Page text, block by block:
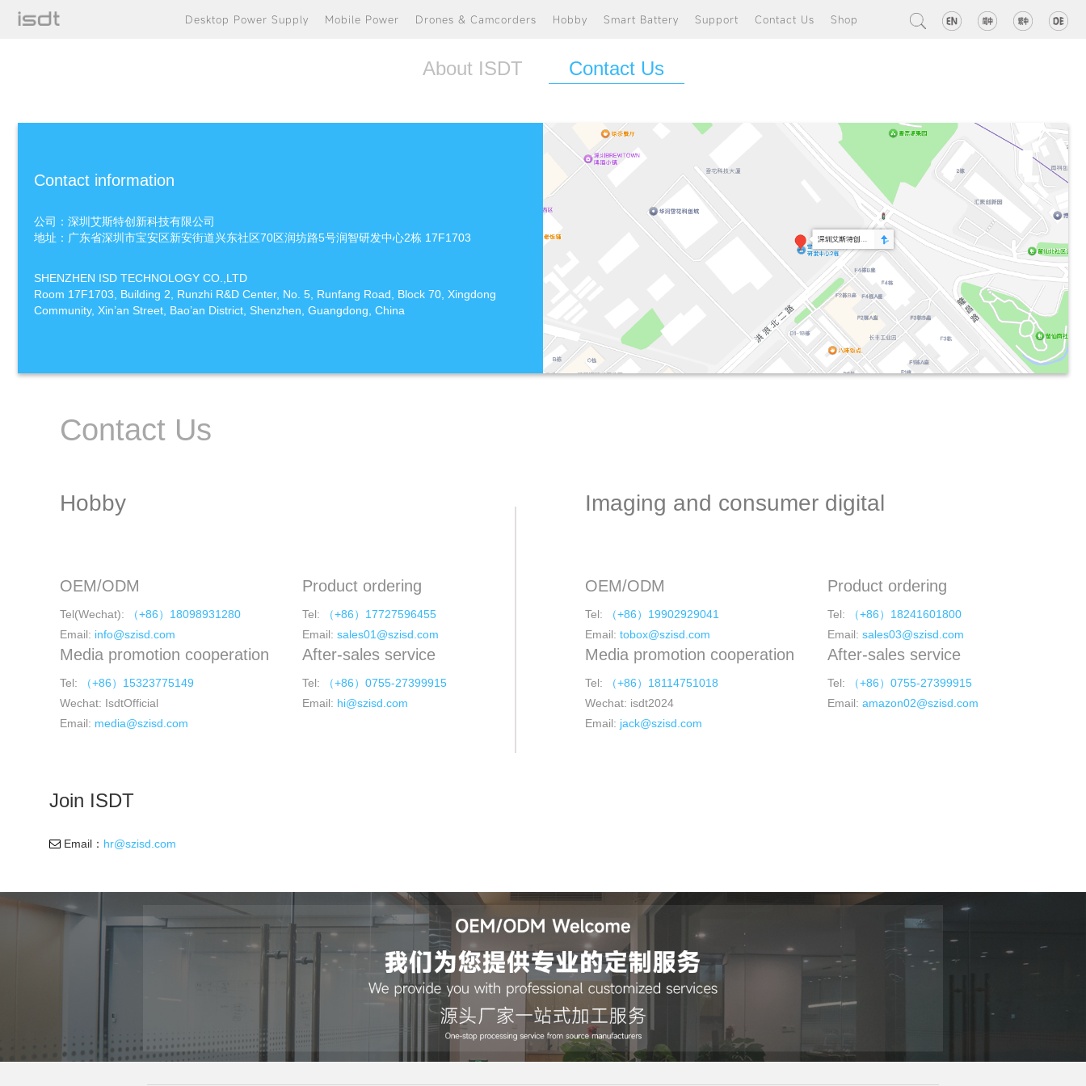
Desktop Power Supply Mobile Power Drones & Camcorders Hobby Smart Battery Support Contact Us Shop
About ISDT Contact Us
Contact information
公司：深圳艾斯特创新科技有限公司
地址：广东省深圳市宝安区新安街道兴东社区70区润坊路5号润智研发中心2栋 17F1703
SHENZHEN ISD TECHNOLOGY CO.,LTD
Room 17F1703, Building 2, Runzhi R&D Center, No. 5, Runfang Road, Block 70, Xingdong
Community, Xin’an Street, Bao’an District, Shenzhen, Guangdong, China
Contact Us
Hobby
OEM/ODM
Tel(Wechat):
（+86）18098931280
Email: info@szisd.com
Product ordering
Tel:
（+86）17727596455
Email: sales01@szisd.com
Media promotion cooperation
Tel:
（+86）15323775149
Wechat: IsdtOfficial
Email: media@szisd.com
After-sales service
Tel:
（+86）0755-27399915
Email: hi@szisd.com
Imaging and consumer digital
OEM/ODM
Tel:
（+86）19902929041
Email: tobox@szisd.com
Product ordering
Tel:
（+86）18241601800
Email: sales03@szisd.com
Media promotion cooperation
Tel:
（+86）18114751018
Wechat: isdt2024
Email: jack@szisd.com
After-sales service
Tel:
（+86）0755-27399915
Email: amazon02@szisd.com
Join ISDT
Email： hr@szisd.com